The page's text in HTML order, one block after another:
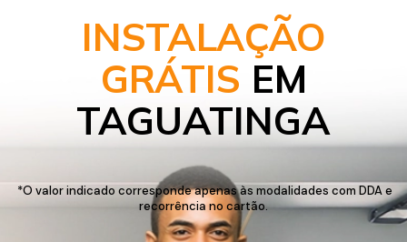
INSTALAÇÃO
GRÁTIS EM
TAGUATINGA
*O valor indicado corresponde apenas às modalidades com DDA e
recorrência no cartão.